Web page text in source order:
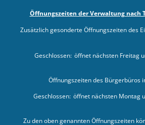
Öffnungszeiten der Verwaltung nach
Zusätzlich gesonderte Öffnungszeiten des
Klicken, um weitere Öffnungs- oder
Geschlossen: öffnet nächsten Freitag
Öffnungszeiten des Bürgerbüros
Klicken, um weitere Öffnungs- oder
Geschlossen: öffnet nächsten Montag
Zu den oben genannten Öffnungszeiten